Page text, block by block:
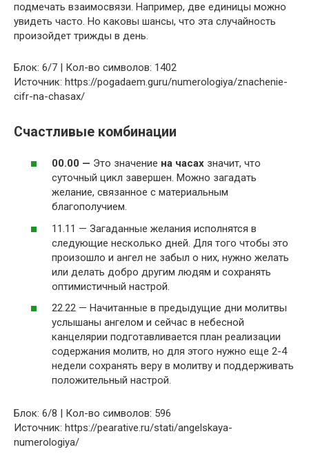
подмечать взаимосвязи. Например, две единицы можно
увидеть часто. Но каковы шансы, что эта случайность
произойдет трижды в день.
Блок: 6/7 | Кол-во символов: 1402
Источник: https://pogadaem.guru/numerologiya/znachenie-
cifr-na-chasax/
Счастливые комбинации
00.00 — Это значение на часах значит, что
суточный цикл завершен. Можно загадать
желание, связанное с материальным
благополучием.
11.11 — Загаданные желания исполнятся в
следующие несколько дней. Для того чтобы это
произошло и ангел не забыл о них, нужно желать
или делать добро другим людям и сохранять
оптимистичный настрой.
22.22 — Начитанные в предыдущие дни молитвы
услышаны ангелом и сейчас в небесной
канцелярии подготавливается план реализации
содержания молитв, но для этого нужно еще 2-4
недели сохранять веру в молитву и поддерживать
положительный настрой.
Блок: 6/8 | Кол-во символов: 596
Источник: https://pearative.ru/stati/angelskaya-
numerologiya/